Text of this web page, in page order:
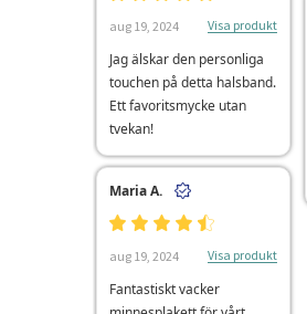
aug 19, 2024 Visa produkt
Jag älskar den personliga
touchen på detta halsband.
Ett favoritsmycke utan
tvekan!
Maria A.
aug 19, 2024 Visa produkt
Fantastiskt vacker